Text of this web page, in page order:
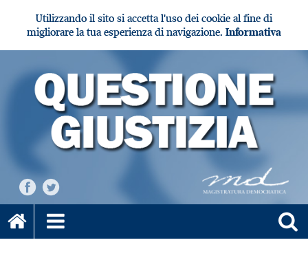
Utilizzando il sito si accetta l'uso dei cookie al fine di
migliorare la tua esperienza di navigazione. Informativa